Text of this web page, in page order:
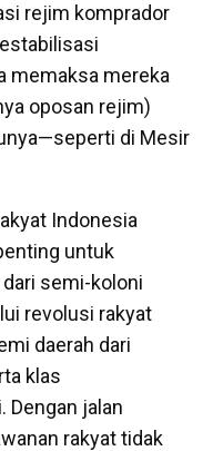
rejim komprador
memaksa mereka
oposan rejim)
di Mesir
Indonesia
untuk
semi-koloni
revolusi rakyat
daerah dari
klas
Dengan jalan
rakyat tidak